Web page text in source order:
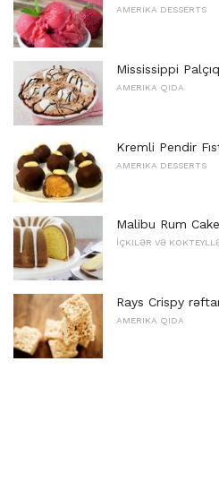
AMERIKA DESSERTS
Mississippi
AMERIKA QIDA
Kremli Pendir
AMERIKA DESSERTS
Malibu Rum
İÇKILƏR VƏ
Rays Crispy
AMERIKA QIDA